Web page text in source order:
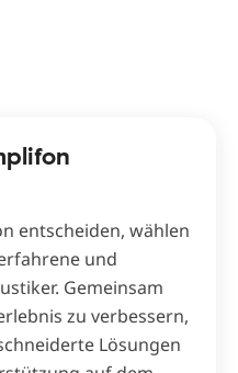
entscheiden, wählen
und
Gemeinsam
zu verbessern,
Lösungen